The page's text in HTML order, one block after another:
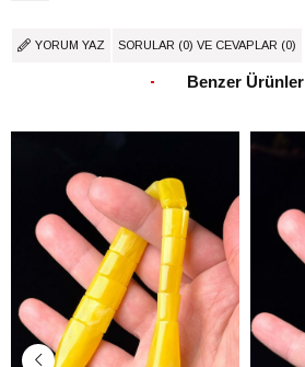
YORUM YAZ SORULAR (0) VE CEVAPLAR (0)
Benzer Ürünler